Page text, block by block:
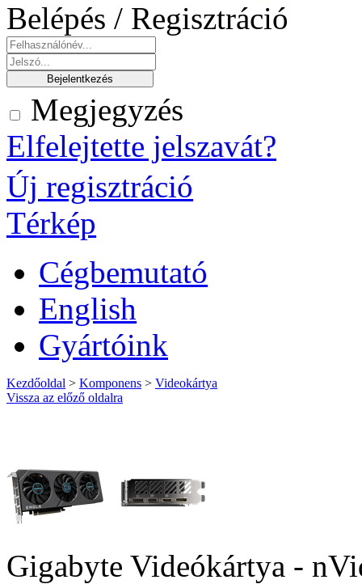
Belépés / Regisztráció
Megjegyzés
Elfelejtette jelszavát?
Új regisztráció
Térkép
Cégbemutató
English
Gyártóink
Kezdőoldal > Komponens > Videokártya
Vissza az előző oldalra
Gigabyte Videókártya -